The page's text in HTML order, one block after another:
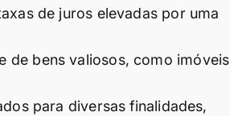
de juros elevadas por uma
de bens valiosos, como imóveis
para diversas finalidades,